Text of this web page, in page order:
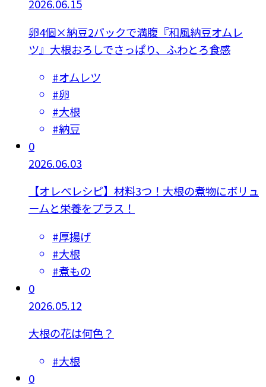
2026.06.15
卵4個×納豆2パックで満腹『和風納豆オムレ
ツ』大根おろしでさっぱり、ふわとろ食感
#オムレツ
#卵
#大根
#納豆
0
2026.06.03
【オレぺレシピ】材料3つ！大根の煮物にボリュ
ームと栄養をプラス！
#厚揚げ
#大根
#煮もの
0
2026.05.12
大根の花は何色？
#大根
0